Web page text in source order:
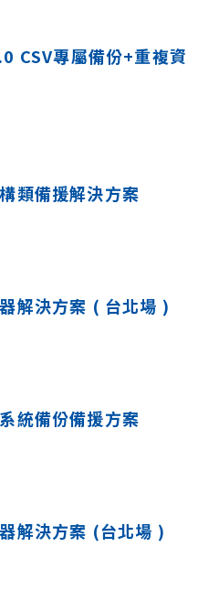
專屬備份+重複資
類備援解決方案
解決方案 ( 台北場 )
統備份備援方案
解決方案 (台北場 )